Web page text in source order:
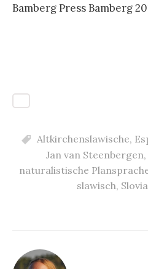
Bamberg Press Bamberg
Altkirchenslawische,
Jan van Steenbergen,
naturalistische
slawisch,